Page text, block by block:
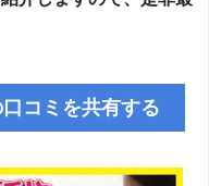
コミを共有する